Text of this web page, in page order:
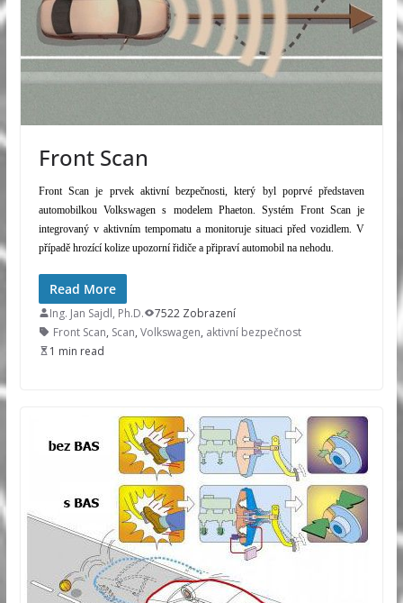
Front Scan
Front Scan je prvek aktivní bezpečnosti, který byl poprvé představen
automobilkou Volkswagen s modelem Phaeton. Systém Front Scan je
integrovaný v aktivním tempomatu a monitoruje situaci před vozidlem. V
případě hrozící kolize upozorní řidiče a připraví automobil na nehodu.
Read More
Ing. Jan Sajdl, Ph.D.
7522 Zobrazení
Front Scan, Scan, Volkswagen, aktivní bezpečnost
1 min read